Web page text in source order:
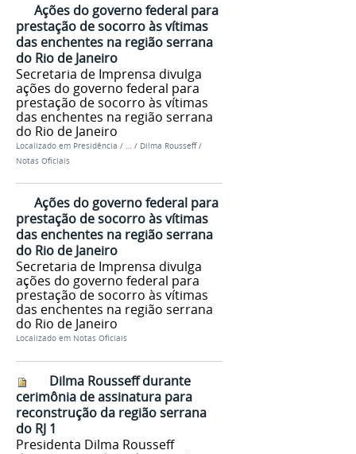
Ações do governo federal para
prestação de socorro às vítimas
das enchentes na região serrana
do Rio de Janeiro
Secretaria de Imprensa divulga
ações do governo federal para
prestação de socorro às vítimas
das enchentes na região serrana
do Rio de Janeiro
Localizado em Presidência / … / Dilma Rousseff /
Notas Oficiais
Ações do governo federal para
prestação de socorro às vítimas
das enchentes na região serrana
do Rio de Janeiro
Secretaria de Imprensa divulga
ações do governo federal para
prestação de socorro às vítimas
das enchentes na região serrana
do Rio de Janeiro
Localizado em Notas Oficiais
Dilma Rousseff durante
cerimônia de assinatura para
reconstrução da região serrana
do RJ 1
Presidenta Dilma Rousseff